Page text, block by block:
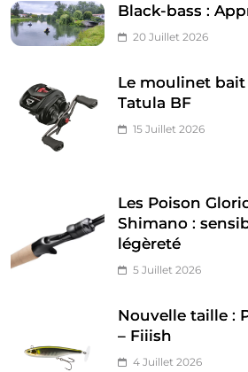
Black-bass :
20 Juillet 2026
Le moulinet bait
Tatula BF
15 Juillet 2026
Les Poison
Shimano :
légèreté
5 Juillet 2026
Nouvelle taille :
– Fiiish
4 Juillet 2026